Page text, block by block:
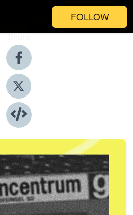
FOLLOW
Share